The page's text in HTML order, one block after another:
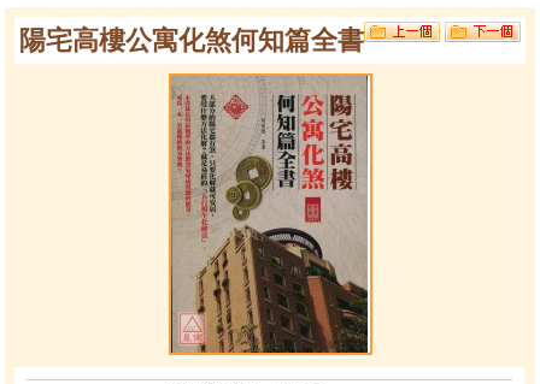
陽宅高樓公寓化煞何知篇全書